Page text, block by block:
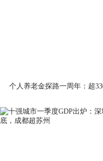
个人养老金探路一周年：超